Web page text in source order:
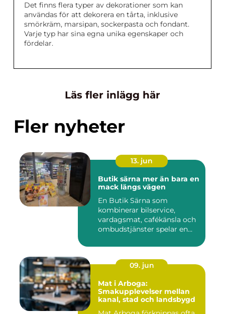
Det finns flera typer av dekorationer som kan
användas för att dekorera en tårta, inklusive
smörkräm, marsipan, sockerpasta och fondant.
Varje typ har sina egna unika egenskaper och
fördelar.
Läs fler inlägg här
Fler nyheter
13. jun
Butik särna mer än bara en
mack längs vägen
En Butik Särna som
kombinerar bilservice,
vardagsmat, cafékänsla och
ombudstjänster spelar en
09. jun
Mat i Arboga:
Smakupplevelser mellan
kanal, stad och landsbygd